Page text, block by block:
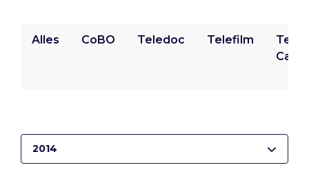
Alles CoBO Teledoc Telefilm
2014